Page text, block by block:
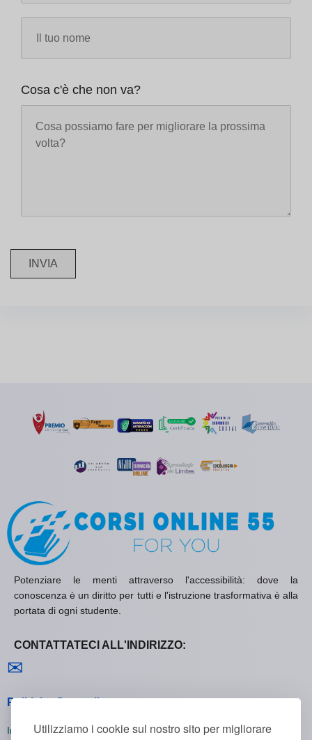
Utilizziamo i cookie sul nostro sito per migliorare
Cosa c'è che non va?
INVIA
Potenziare le menti attraverso l'accessibilità: dove la
conoscenza è un diritto per tutti e l'istruzione trasformativa è alla
portata di ogni studente.
CONTATTATECI ALL'INDIRIZZO:
✉
Politiche Generali
Informativa sulla Privacy